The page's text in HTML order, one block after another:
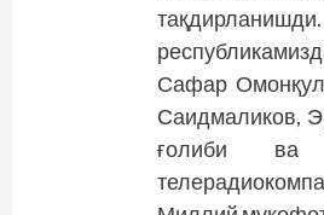
Сафар
Саидмаликов,
ғолиби ва